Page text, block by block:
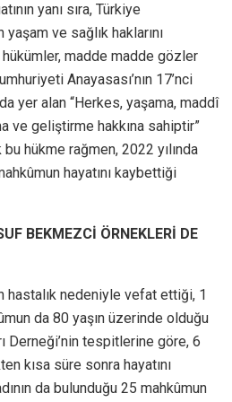
yanı sıra, Türkiye
yaşam ve sağlık haklarını
madde madde gözler
Anayasası’nın 17’nci
yer alan “Herkes, yaşama, maddî
ve geliştirme hakkına sahiptir”
bu hükme rağmen, 2022 yılında
hayatını kaybettiği
BEKMEZCİ ÖRNEKLERİ DE
hastalık nedeniyle vefat ettiği, 1
da 80 yaşın üzerinde olduğu
Derneği’nin tespitlerine göre, 6
kısa süre sonra hayatını
da bulunduğu 25 mahkûmun